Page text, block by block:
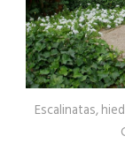
Escalinatas,